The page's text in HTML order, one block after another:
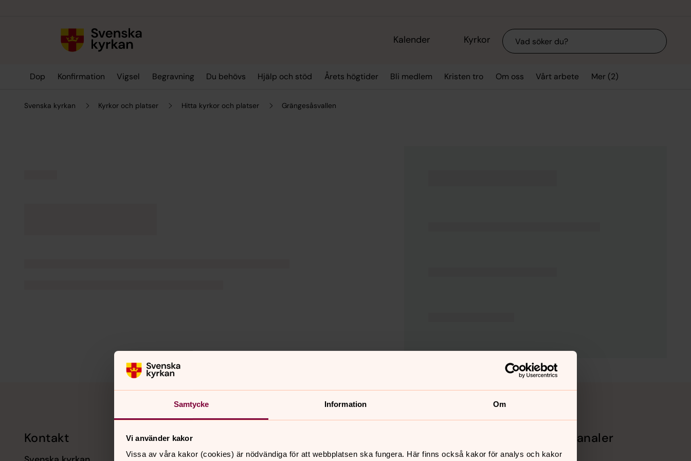
Samtycke Information Om
Vi använder kakor
Vissa av våra kakor (cookies) är nödvändiga för att webbplatsen ska fungera. Här finns också kakor för analys och kakor
Kalender Kyrkor Sök
Dop Konfirmation Vigsel Begravning Du behövs Hjälp och stöd Årets högtider Bli medlem Kristen tro Om oss Vårt arbete Mer (2)
Svenska kyrkan Kyrkor och platser Hitta kyrkor och platser Grängesåsvallen
Kontakt Kalender Sociala kanaler